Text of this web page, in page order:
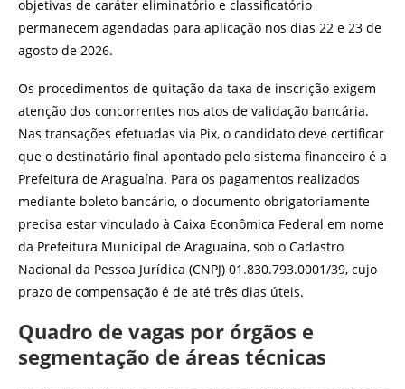
objetivas de caráter eliminatório e classificatório
permanecem agendadas para aplicação nos dias 22 e 23 de
agosto de 2026.
Os procedimentos de quitação da taxa de inscrição exigem
atenção dos concorrentes nos atos de validação bancária.
Nas transações efetuadas via Pix, o candidato deve certificar
que o destinatário final apontado pelo sistema financeiro é a
Prefeitura de Araguaína. Para os pagamentos realizados
mediante boleto bancário, o documento obrigatoriamente
precisa estar vinculado à Caixa Econômica Federal em nome
da Prefeitura Municipal de Araguaína, sob o Cadastro
Nacional da Pessoa Jurídica (CNPJ) 01.830.793.0001/39, cujo
prazo de compensação é de até três dias úteis.
Quadro de vagas por órgãos e
segmentação de áreas técnicas